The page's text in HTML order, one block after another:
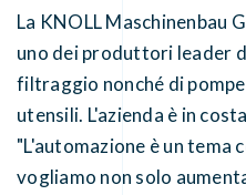
La KNOLL Maschinenbau
uno dei produttori leader
filtraggio nonché di
utensili. L'azienda è in
"L'automazione è un tema
vogliamo non solo